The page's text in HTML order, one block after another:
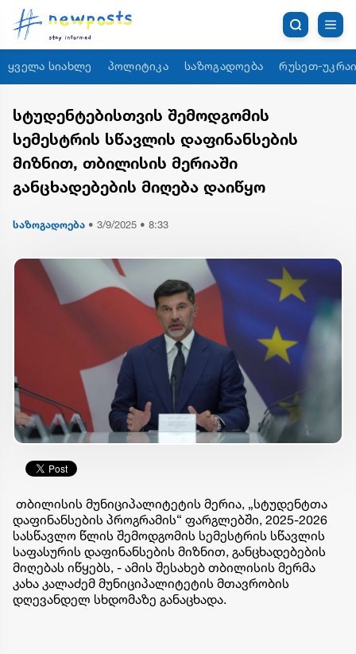
ყველა სიახლე პოლიტიკა საზოგადოება რუსეთ-
სტუდენტებისთვის შემოდგომის
სემესტრის სწავლის დაფინანსების
მიზნით, თბილისის მერიაში
განცხადებების მიღება დაიწყო
საზოგადოება • 3/9/2025 • 8:33
თბილისის მუნიციპალიტეტის მერია, „სტუდენტთა
დაფინანსების პროგრამის“ ფარგლებში, 2025-2026
სასწავლო წლის შემოდგომის სემესტრის სწავლის
საფასურის დაფინანსების მიზნით, განცხადებების
მიღებას იწყებს, - ამის შესახებ თბილისის მერმა
კახა კალაძემ მუნიციპალიტეტის მთავრობის
დღევანდელ სხდომაზე განაცხადა.